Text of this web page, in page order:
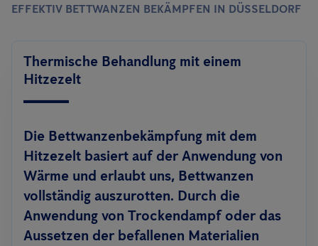
EFFEKTIV BETTWANZEN BEKÄMPFEN IN DÜSSELDORF
Thermische Behandlung mit einem
Hitzezelt
Die Bettwanzenbekämpfung mit dem
Hitzezelt basiert auf der Anwendung von
Wärme und erlaubt uns, Bettwanzen
vollständig auszurotten. Durch die
Anwendung von Trockendampf oder das
Aussetzen der befallenen Materialien